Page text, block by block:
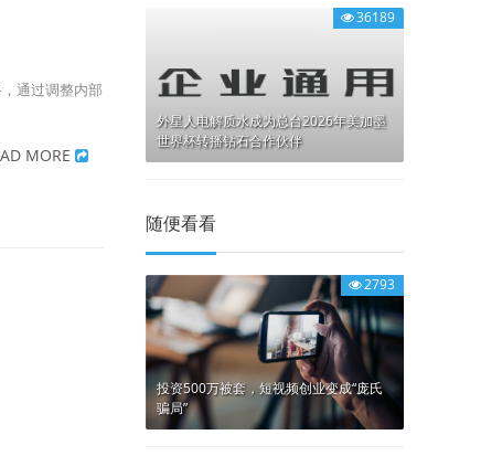
通过调整内部
MORE
36189
外星人电解质水成为总台2026年美加墨
世界杯转播钻石合作伙伴
随便看看
2793
投资500万被套，短视频创业变成“庞氏
骗局”